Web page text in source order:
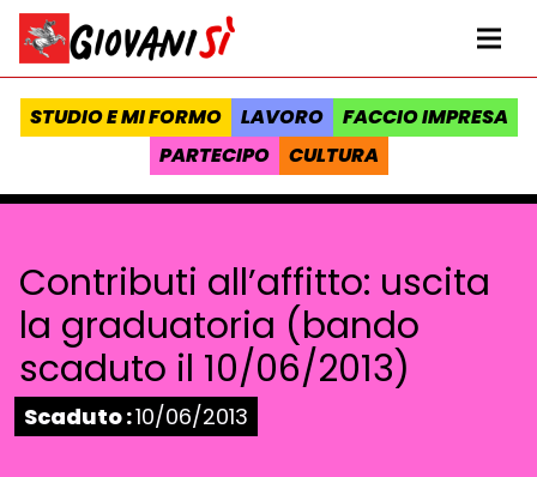
Vai al contenuto
Homepage Giovanisì - Progetto della Regione Toscana
STUDIO E MI FORMO LAVORO
FACCIO IMPRESA
PARTECIPO
CULTURA
Contributi all’affitto: uscita
la graduatoria (bando
scaduto il 10/06/2013)
Stato:
Scaduto :10/06/2013